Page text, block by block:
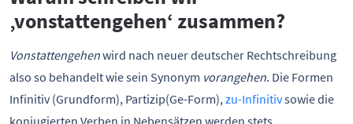
‚vonstattengehen‘ zusammen?
Vonstattengehenwird nach neuer deutscher Rechtschreibung
also so behandelt wie sein Synonym vorangehen. Die Formen
Infinitiv (Grundform), Partizip(Ge-Form), zu-Infinitivsowie die
konjugierten Verben in Nebensätzen werden stets